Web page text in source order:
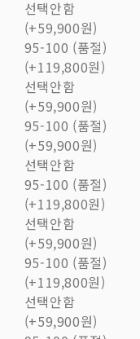
선택안함
(+59,900원)
95-100 (품절)
(+119,800원)
선택안함
(+59,900원)
95-100 (품절)
(+59,900원)
선택안함
95-100 (품절)
(+119,800원)
선택안함
(+59,900원)
95-100 (품절)
(+119,800원)
선택안함
(+59,900원)